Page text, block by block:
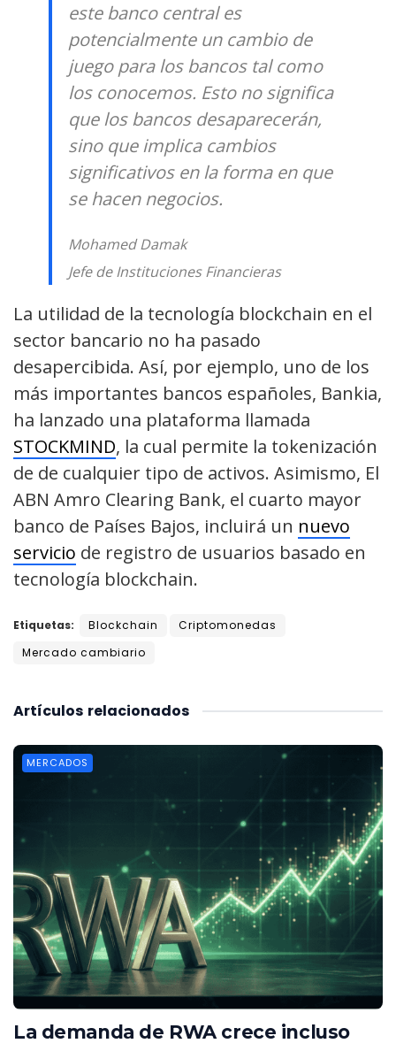
este banco central es
potencialmente un cambio de
juego para los bancos tal como
los conocemos. Esto no significa
que los bancos desaparecerán,
sino que implica cambios
significativos en la forma en que
se hacen negocios.
Mohamed Damak
Jefe de Instituciones Financieras
La utilidad de la tecnología blockchain en el
sector bancario no ha pasado
desapercibida. Así, por ejemplo, uno de los
más importantes bancos españoles, Bankia,
ha lanzado una plataforma llamada
STOCKMIND, la cual permite la tokenización
de de cualquier tipo de activos. Asimismo, El
ABN Amro Clearing Bank, el cuarto mayor
banco de Países Bajos, incluirá un nuevo
servicio de registro de usuarios basado en
tecnología blockchain.
Etiquetas: Blockchain
Criptomonedas
Mercado cambiario
relacionados
Artículos
MERCADOS
La demanda de RWA crece incluso